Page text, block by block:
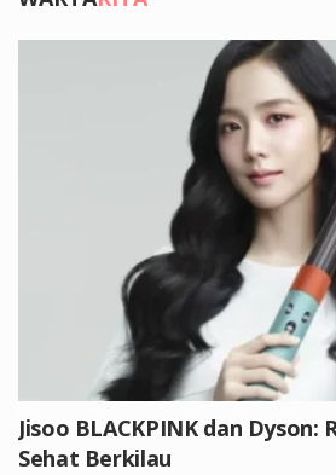
Jisoo BLACKPINK dan Dyson:
Sehat Berkilau